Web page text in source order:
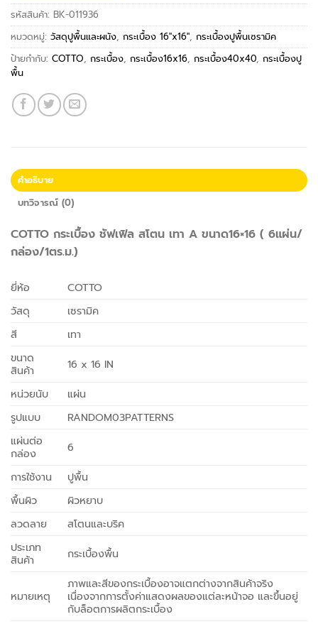
รหัสสินค้า: BK-011936
หมวดหมู่: วัสดุปูพื้นและผนัง, กระเบื้อง 16"x16", กระเบื้องปูพื้นเซรามิค
ป้ายกำกับ: COTTO, กระเบื้อง, กระเบื้อง16x16, กระเบื้อง40x40, กระเบื้องปู
พื้น
คำอธิบาย
บทวิจารณ์ (0)
COTTO กระเบื้อง ชัฟเฟิล สโตน เทา A ขนาด16×16 ( 6แผ่น/
กล่อง/1ตร.ม.)
ยี่ห้อ
COTTO
วัสดุ
เซรามิค
สี
เทา
ขนาด
สินค้า
16 x 16 IN
หน่วยนับ
แผ่น
รูปแบบ
RANDOM03PATTERNS
แผ่นต่อ
กล่อง
6
การใช้งาน
ปูพื้น
พื้นผิว
ผิวหยาบ
ลวดลาย
สโตนและบริค
ประเภท
สินค้า
กระเบื้องพื้น
หมายเหตุ
ภาพและสีของกระเบื้องอาจแตกต่างจากสินค้าจริง
เนื่องจากการตั้งค่าแสดงผลของแต่ละหน้าจอ และขึ้นอยู่
กับล็อตการผลิตกระเบื้อง